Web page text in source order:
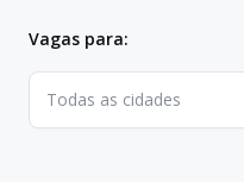
Vagas para:
Todas as cidades